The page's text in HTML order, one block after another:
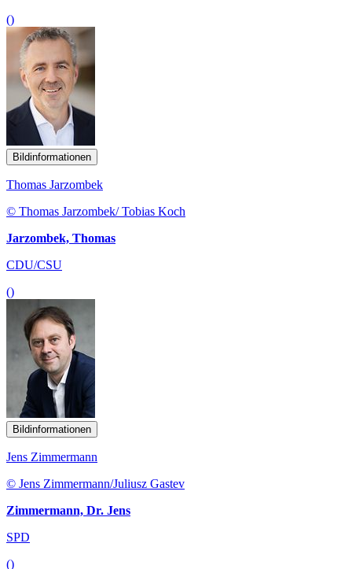
()
Bildinformationen
Thomas Jarzombek
© Thomas Jarzombek/ Tobias Koch
Jarzombek, Thomas
CDU/CSU
()
Bildinformationen
Jens Zimmermann
© Jens Zimmermann/Juliusz Gastev
Zimmermann, Dr. Jens
SPD
()